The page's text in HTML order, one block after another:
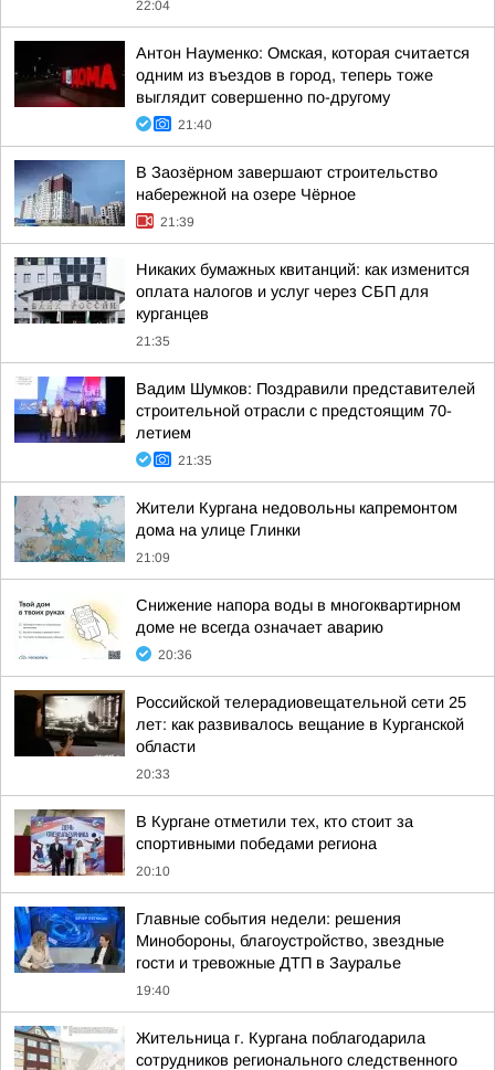
22:04
Антон Науменко: Омская, которая считается
одним из въездов в город, теперь тоже
выглядит совершенно по-другому
21:40
В Заозёрном завершают строительство
набережной на озере Чёрное
21:39
Никаких бумажных квитанций: как изменится
оплата налогов и услуг через СБП для
курганцев
21:35
Вадим Шумков: Поздравили представителей
строительной отрасли с предстоящим 70-
летием
21:35
Жители Кургана недовольны капремонтом
дома на улице Глинки
21:09
Снижение напора воды в многоквартирном
доме не всегда означает аварию
20:36
Российской телерадиовещательной сети 25
лет: как развивалось вещание в Курганской
области
20:33
В Кургане отметили тех, кто стоит за
спортивными победами региона
20:10
Главные события недели: решения
Минобороны, благоустройство, звездные
гости и тревожные ДТП в Зауралье
19:40
Жительница г. Кургана поблагодарила
сотрудников регионального следственного